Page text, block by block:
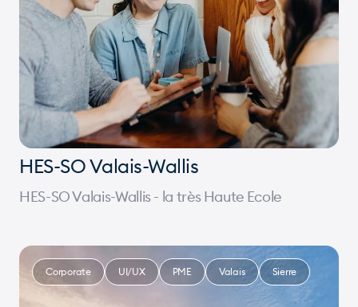
HES-SO Valais-Wallis
HES-SO Valais-Wallis - la très Haute Ecole
Corporate UI/UX PME Valais Sierre